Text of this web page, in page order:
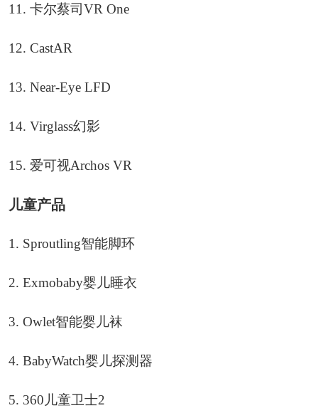
11. 卡尔蔡司VR One
12. CastAR
13. Near-Eye LFD
14. Virglass幻影
15. 爱可视Archos VR
儿童产品
1. Sproutling智能脚环
2. Exmobaby婴儿睡衣
3. Owlet智能婴儿袜
4. BabyWatch婴儿探测器
5. 360儿童卫士2